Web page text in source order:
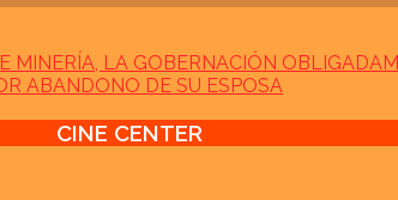
MINERÍA, LA GOBERNACIÓN
ABANDONO DE SU ESPOSA
CINE CENTER